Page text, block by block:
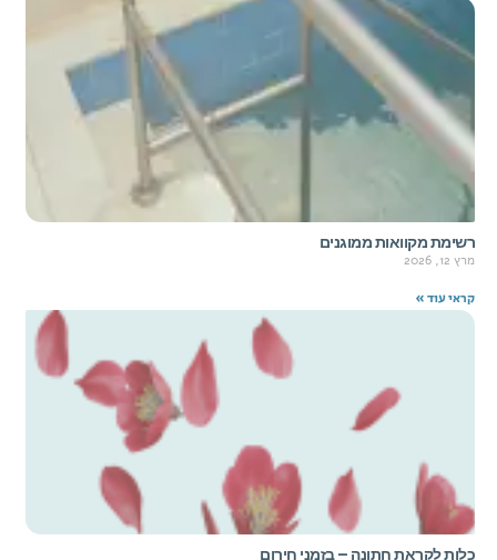
רשימת מקוואות ממוגנים
מרץ 12, 2026
קראי עוד »
כלות לקראת חתונה – בזמני חירום